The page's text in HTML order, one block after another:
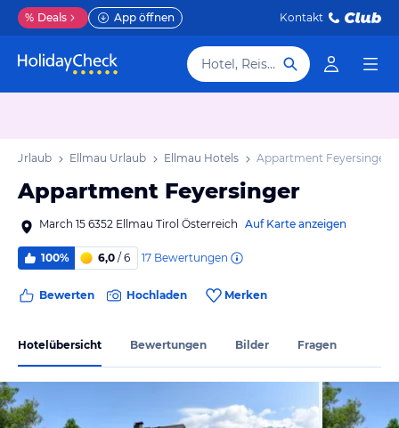
% Deals App öffnen Kontakt
Hotel, Reiseziel
Urlaub Ellmau Urlaub Ellmau Hotels Appartment Feyersinger
Appartment Feyersinger
March 15 6352 Ellmau Tirol Österreich Auf Karte anzeigen
100% 6,0 / 6 17 Bewertungen
Bewerten Hochladen Merken
Hotelübersicht Bewertungen Bilder Fragen